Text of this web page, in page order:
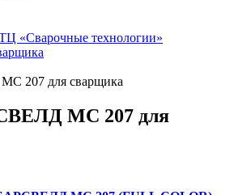
технологии»
207 для сварщика
МС 207 для